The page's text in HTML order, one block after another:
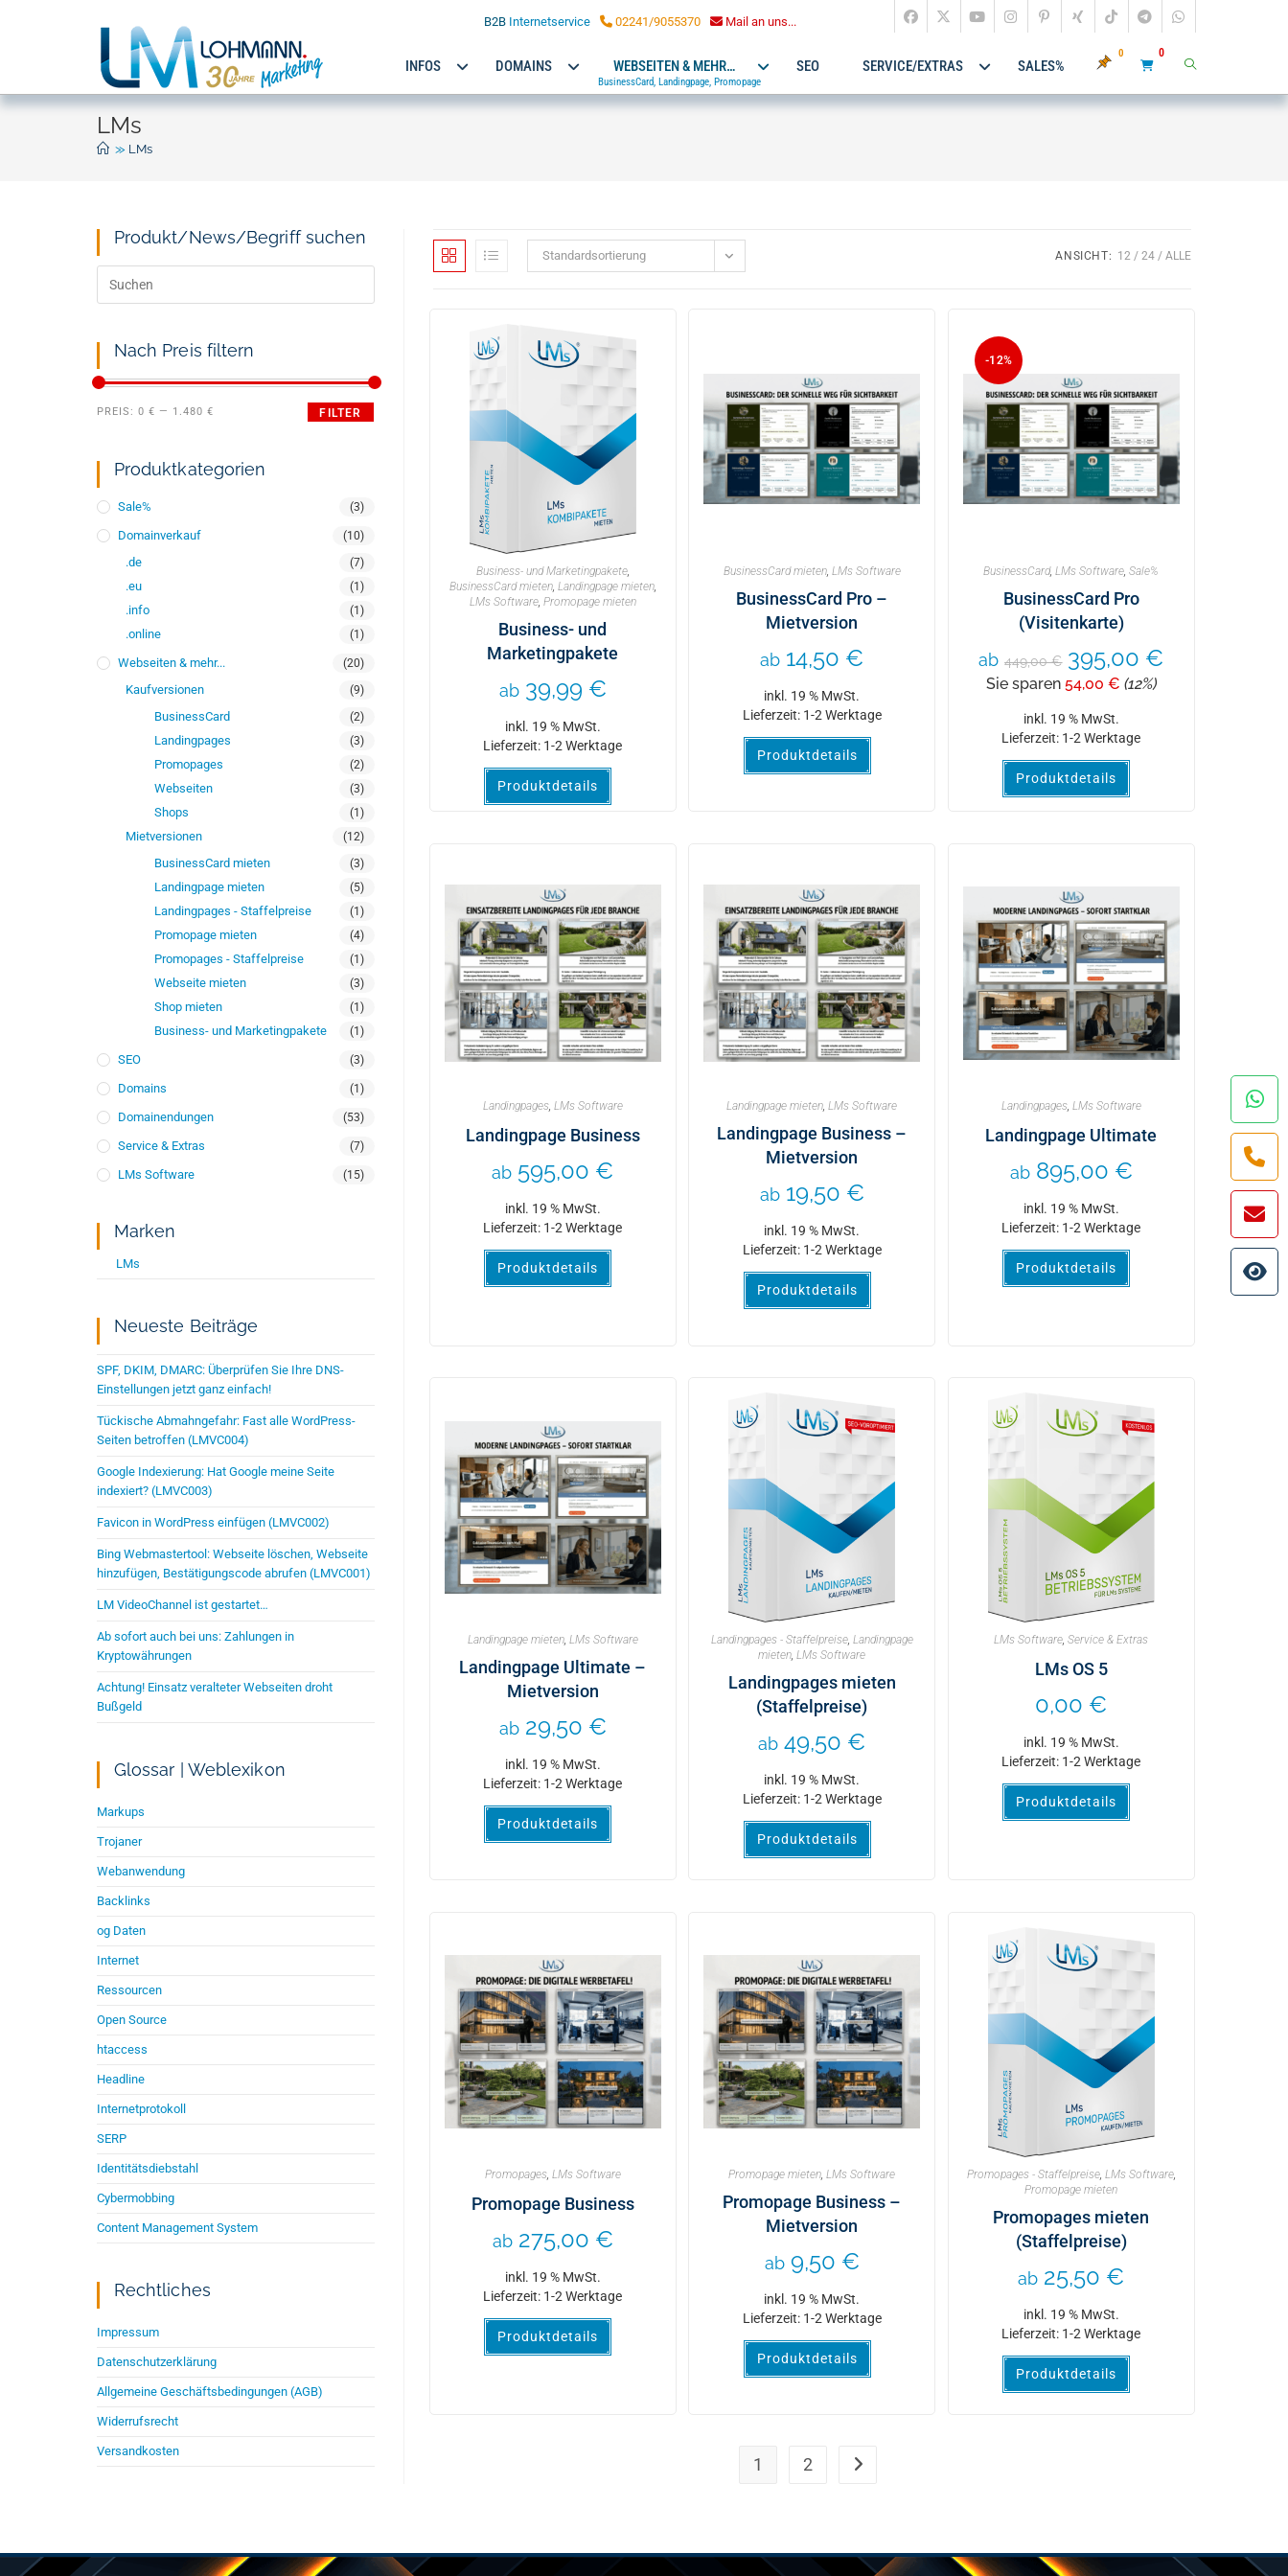
LOHMANN MARKETING
B2B Internetservice 02241/9055370 Mail an uns...
INFOS DOMAINS WEBSEITEN & MEHR…
BusinessCard, Landingpage, Promopage
SEO SERVICE/EXTRAS SALES%
0 0
LMs
>> LMs
Standardsortierung ANSICHT: 12 24 ALLE
Business- und Marketingpakete,
BusinessCard mieten, Landingpage mieten,
LMs Software, Promopage mieten
Business- und
Marketingpakete
ab 39,99 €
inkl. 19 % MwSt.
Lieferzeit: 1-2 Werktage
Produktdetails
BusinessCard mieten, LMs Software
BusinessCard Pro –
Mietversion
ab 14,50 €
inkl. 19 % MwSt.
Lieferzeit: 1-2 Werktage
Produktdetails
-12%
BusinessCard,LMs Software,Sale%
BusinessCard Pro
(Visitenkarte)
ab 449,00€ 395,00 €
Sie sparen 54,00 € (12%)
inkl. 19 % MwSt.
Lieferzeit: 1-2 Werktage
Produktdetails
Landingpages, LMs Software
Landingpage Business
ab 595,00 €
inkl. 19 % MwSt.
Lieferzeit: 1-2 Werktage
Produktdetails
Landingpage mieten ,LMs Software
Landingpage Business –
Mietversion
ab 19,50 €
inkl. 19 % MwSt.
Lieferzeit: 1-2 Werktage
Produktdetails
Landingpages, LMs Software
Landingpage Ultimate
ab 895,00 €
inkl. 19 % MwSt.
Lieferzeit: 1-2 Werktage
Produktdetails
Landingpage mieten, LMs Software
Landingpage Ultimate –
Mietversion
ab 29,50 €
inkl. 19 % MwSt.
Lieferzeit: 1-2 Werktage
Produktdetails
Landingpages - Staffelpreise, Landingpage
mieten,LMs Software
Landingpages mieten
(Staffelpreise)
ab 49,50 €
inkl. 19 % MwSt.
Lieferzeit: 1-2 Werktage
Produktdetails
LMs Software,Service & Extras
LMs OS 5
0,00 €
inkl. 19 % MwSt.
Lieferzeit: 1-2 Werktage
Produktdetails
Promopages, LMs Software
Promopage Business
ab 275,00 €
inkl. 19 % MwSt.
Lieferzeit: 1-2 Werktage
Produktdetails
Promopage mieten ,LMs Software
Promopage Business –
Mietversion
ab 9,50 €
inkl. 19 % MwSt.
Lieferzeit: 1-2 Werktage
Produktdetails
Promopages - Staffelpreise, LMs Software,
Promopage mieten
Promopages mieten
(Staffelpreise)
ab 25,50 €
inkl. 19 % MwSt.
Lieferzeit: 1-2 Werktage
Produktdetails
1 2
Produkt/News/Begriff suchen
Nach Preis filtern
FILTER
PREIS: 0 € — 1.480 €
Produktkategorien
Sale% (3)
Domainverkauf (10)
.de (7)
.eu (1)
.info (1)
.online (1)
Webseiten & mehr... (20)
Kaufversionen (9)
BusinessCard (2)
Landingpages (3)
Promopages (2)
Webseiten (3)
Shops (1)
Mietversionen (12)
BusinessCard mieten (3)
Landingpage mieten (5)
Landingpages - Staffelpreise (1)
Promopage mieten (4)
Promopages - Staffelpreise (1)
Webseite mieten (3)
Shop mieten (1)
Business- und Marketingpakete (1)
SEO (3)
Domains (1)
Domainendungen (53)
Service & Extras (7)
LMs Software (15)
Marken
LMs
Neueste Beiträge
SPF, DKIM, DMARC: Überprüfen Sie Ihre DNS-
Einstellungen jetzt ganz einfach!
Tückische Abmahngefahr: Fast alle WordPress-
Seiten betroffen (LMVC004)
Google Indexierung: Hat Google meine Seite
indexiert? (LMVC003)
Favicon in WordPress einfügen (LMVC002)
Bing Webmastertool: Webseite löschen, Webseite
hinzufügen, Bestätigungscode abrufen (LMVC001)
LM VideoChannel ist gestartet…
Ab sofort auch bei uns: Zahlungen in
Kryptowährungen
Achtung! Einsatz veralteter Webseiten droht
Bußgeld
Glossar | Weblexikon
Markups
Trojaner
Webanwendung
Backlinks
og Daten
Internet
Ressourcen
Open Source
htaccess
Headline
Internetprotokoll
SERP
Identitätsdiebstahl
Cybermobbing
Content Management System
Rechtliches
Impressum
Datenschutzerklärung
Allgemeine Geschäftsbedingungen (AGB)
Widerrufsrecht
Versandkosten